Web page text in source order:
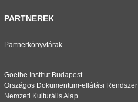
PARTNEREK
Partnerkönyvtárak
Goethe Institut Budapest
Országos Dokumentum-ellátási Rendszer
Nemzeti Kulturális Alap